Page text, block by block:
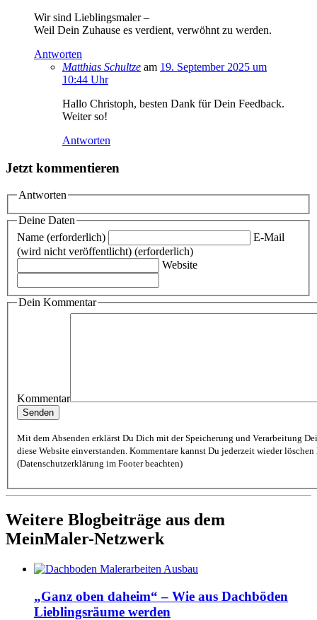
Wir sind Lieblingsmaler –
Weil Dein Zuhause es verdient, verwöhnt zu werden.
Antworten
Matthias Schultze am 19. September 2025 um
10:44 Uhr
Hallo Christoph, besten Dank für Dein Feedback.
Weiter so!
Antworten
Jetzt kommentieren
Antworten
Deine Daten
Name (erforderlich)
E-Mail
(wird nicht veröffentlicht) (erforderlich)
Website
Dein Kommentar
Kommentar
Mit dem Absenden erklärst Du Dich mit der Speicherung und Verarbeitung
diese Website einverstanden. Kommentare kannst Du jederzeit wieder löschen lassen
(Datenschutzerklärung im Footer beachten)
Weitere Blogbeiträge aus dem
MeinMaler-Netzwerk
„Ganz oben daheim“ – Wie aus Dachböden
Lieblingsräume werden